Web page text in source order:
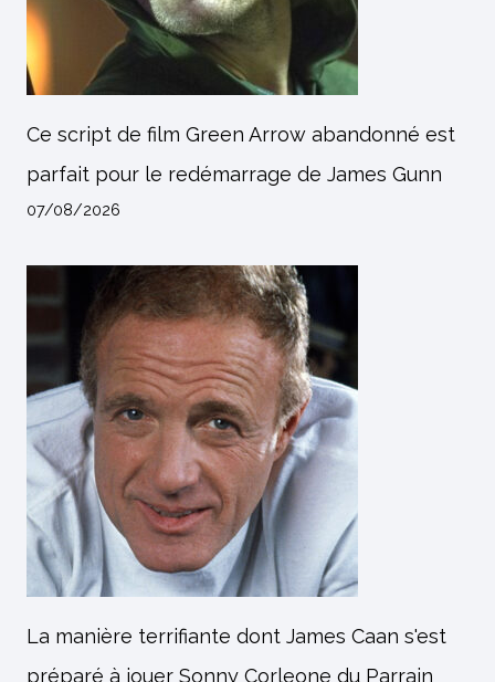
Ce script de film Green Arrow abandonné est
parfait pour le redémarrage de James Gunn
07/08/2026
La manière terrifiante dont James Caan s'est
préparé à jouer Sonny Corleone du Parrain